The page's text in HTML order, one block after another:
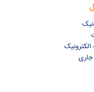
جاری